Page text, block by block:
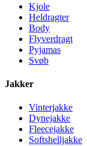
Kjole
Heldragter
Body
Flyverdragt
Pyjamas
Svøb
Jakker
Vinterjakke
Dynejakke
Fleecejakke
Softshelljakke